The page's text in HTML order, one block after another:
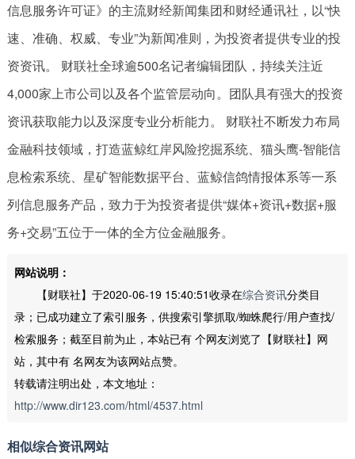
信息服务许可证》的主流财经新闻集团和财经通讯社，以“快
速、准确、权威、专业”为新闻准则，为投资者提供专业的投
资资讯。 财联社全球逾500名记者编辑团队，持续关注近
4,000家上市公司以及各个监管层动向。团队具有强大的投资
资讯获取能力以及深度专业分析能力。 财联社不断发力布局
金融科技领域，打造蓝鲸红岸风险挖掘系统、猫头鹰-智能信
息检索系统、星矿智能数据平台、蓝鲸信鸽情报体系等一系
列信息服务产品，致力于为投资者提供“媒体+资讯+数据+服
务+交易”五位于一体的全方位金融服务。
网站说明：
【财联社】于2020-06-19 15:40:51收录在综合资讯分类目
录；已成功建立了索引服务，供搜索引擎抓取/蜘蛛爬行/用户查找/
检索服务；截至目前为止，本站已有 个网友浏览了【财联社】网
站，其中有 名网友为该网站点赞。
转载请注明出处，本文地址：
http://www.dir123.com/html/4537.html
相似综合资讯网站